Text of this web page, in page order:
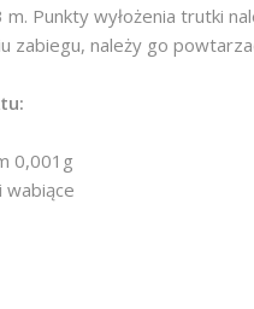
Punkty wyłożenia trutki
zabiegu, należy go
0,001g
wabiące